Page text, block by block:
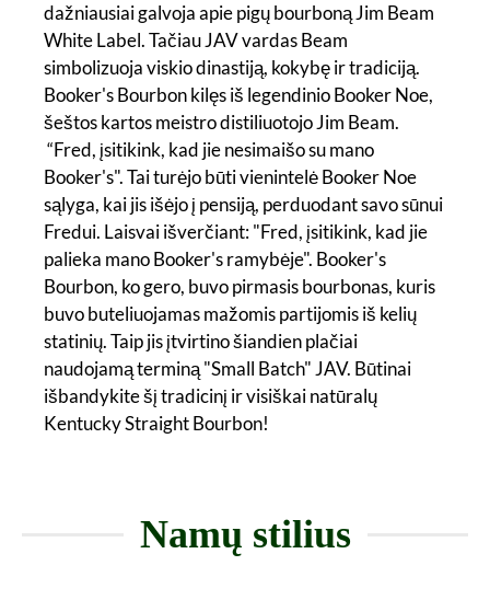
dažniausiai galvoja apie pigų bourboną Jim Beam
White Label. Tačiau JAV vardas Beam
simbolizuoja viskio dinastiją, kokybę ir tradiciją.
Booker's Bourbon kilęs iš legendinio Booker Noe,
šeštos kartos meistro distiliuotojo Jim Beam.
“Fred, įsitikink, kad jie nesimaišo su mano
Booker's". Tai turėjo būti vienintelė Booker Noe
sąlyga, kai jis išėjo į pensiją, perduodant savo sūnui
Fredui. Laisvai išverčiant: "Fred, įsitikink, kad jie
palieka mano Booker's ramybėje". Booker's
Bourbon, ko gero, buvo pirmasis bourbonas, kuris
buvo buteliuojamas mažomis partijomis iš kelių
statinių. Taip jis įtvirtino šiandien plačiai
naudojamą terminą "Small Batch" JAV. Būtinai
išbandykite šį tradicinį ir visiškai natūralų
Kentucky Straight Bourbon!
Namų stilius